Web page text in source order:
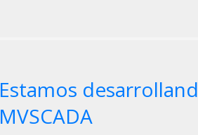
Estamos
MVSCADA